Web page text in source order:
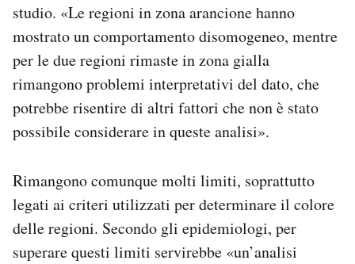
studio. «Le regioni in zona arancione hanno
mostrato un comportamento disomogeneo, mentre
per le due regioni rimaste in zona gialla
rimangono problemi interpretativi del dato, che
potrebbe risentire di altri fattori che non è stato
possibile considerare in queste analisi».
Rimangono comunque molti limiti, soprattutto
legati ai criteri utilizzati per determinare il colore
delle regioni. Secondo gli epidemiologi, per
superare questi limiti servirebbe «un’analisi